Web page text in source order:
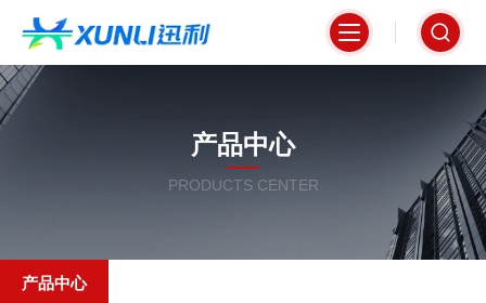
产品中心
PRODUCTS CENTER
产品中心